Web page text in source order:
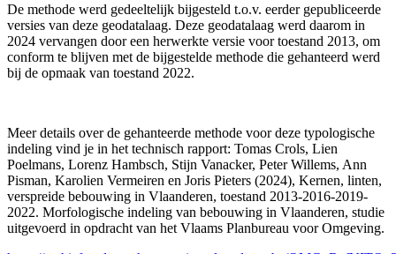
De methode werd gedeeltelijk bijgesteld t.o.v. eerder gepubliceerde
versies van deze geodatalaag. Deze geodatalaag werd daarom in
2024 vervangen door een herwerkte versie voor toestand 2013, om
conform te blijven met de bijgestelde methode die gehanteerd werd
bij de opmaak van toestand 2022.
Meer details over de gehanteerde methode voor deze typologische
indeling vind je in het technisch rapport: Tomas Crols, Lien
Poelmans, Lorenz Hambsch, Stijn Vanacker, Peter Willems, Ann
Pisman, Karolien Vermeiren en Joris Pieters (2024), Kernen, linten,
verspreide bebouwing in Vlaanderen, toestand 2013-2016-2019-
2022. Morfologische indeling van bebouwing in Vlaanderen, studie
uitgevoerd in opdracht van het Vlaams Planbureau voor Omgeving.